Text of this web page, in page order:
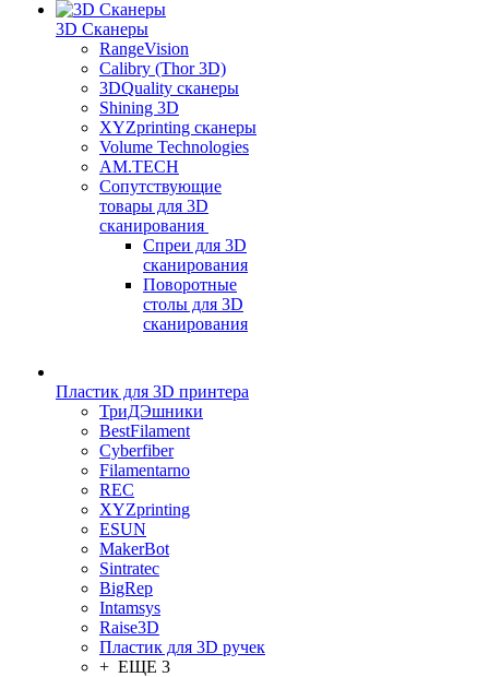
3D Сканеры
RangeVision
Calibry (Thor 3D)
3DQuality сканеры
Shining 3D
XYZprinting сканеры
Volume Technologies
AM.TECH
Сопутствующие
товары для 3D
сканирования
Спреи для 3D
сканирования
Поворотные
столы для 3D
сканирования
Пластик для 3D принтера
ТриДЭшники
BestFilament
Cyberfiber
Filamentarno
REC
XYZprinting
ESUN
MakerBot
Sintratec
BigRep
Intamsys
Raise3D
Пластик для 3D ручек
+ ЕЩЕ 3